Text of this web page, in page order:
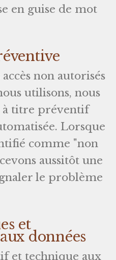
en guise de mot
non autorisés
utilisons, nous
à titre préventif
Lorsque
comme "non
aussitôt une
le problème
et
données
et technique aux